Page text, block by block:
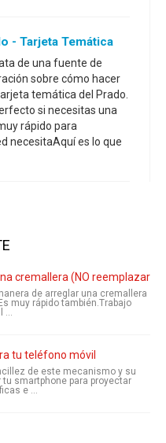
- Tarjeta Temática
de una fuente de
sobre cómo hacer
temática del Prado.
si necesitas una
rápido para
necesitaAquí es lo que
cremallera (NO reemplazar)
de arreglar una cremallera
muy rápido también.Trabajo
...
tu teléfono móvil
de este mecanismo y su
smartphone para proyectar
e ...